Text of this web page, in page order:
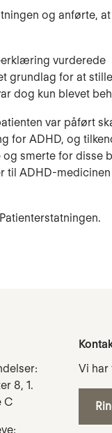
og anførte,
vurderede
grundlag for at
dog kun blevet
var påført
for ADHD, og
smerte for disse
til ADHD-
8, 1.
C
Vi har